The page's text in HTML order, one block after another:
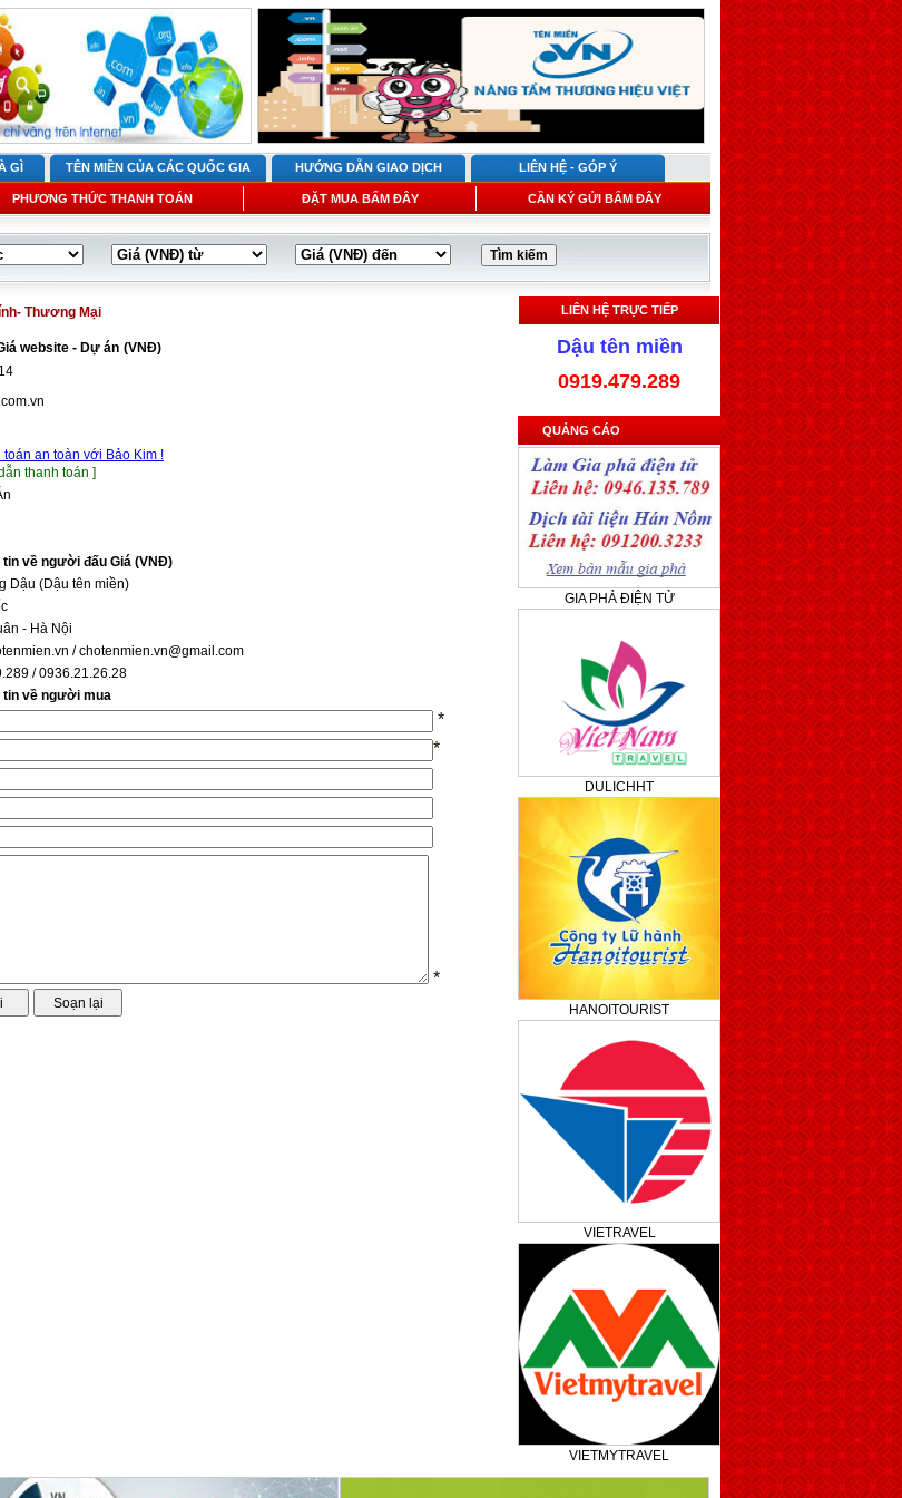
GÌ TÊN MIỀN CỦA CÁC QUỐC GIA HƯỚNG DẪN GIAO DỊCH LIÊN HỆ - GÓP Ý
PHƯƠNG THỨC THANH TOÁN ĐẶT MUA BẤM ĐÂY CẦN KÝ GỬI BẤM ĐÂY
Thương Mại
website - Dự án (VNĐ)
thanh toán ]
tin về người đấu Giá (VNĐ)
Dậu (Dậu tên miền)
- Hà Nội
/ chotenmien.vn@gmail.com
/ 0936.21.26.28
tin về người mua
*
*
*
LIÊN HỆ TRỰC TIẾP
Dậu tên miền
0919.479.289
QUẢNG CÁO
GIA PHẢ ĐIỆN TỬ
DULICHHT
HANOITOURIST
VIETRAVEL
VIETMYTRAVEL